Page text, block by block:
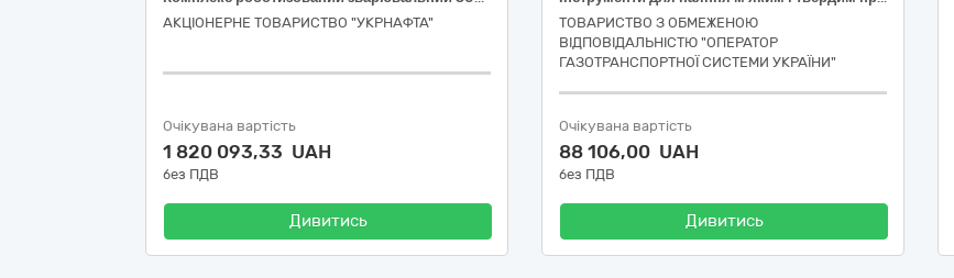
АКЦІОНЕРНЕ ТОВАРИСТВО "УКPНAФТА"
Очікувана вартість
1 820 093,33 UAH
без ПДВ
Дивитись
ТОВАРИСТВО З ОБМЕЖЕНОЮ
ВІДПОВІДАЛЬНІСТЮ "ОПЕРАТОР
ГАЗОТРАНСПОРТНОЇ СИСТЕМИ УКРАЇНИ"
Очікувана вартість
88 106,00 UAH
без ПДВ
Дивитись